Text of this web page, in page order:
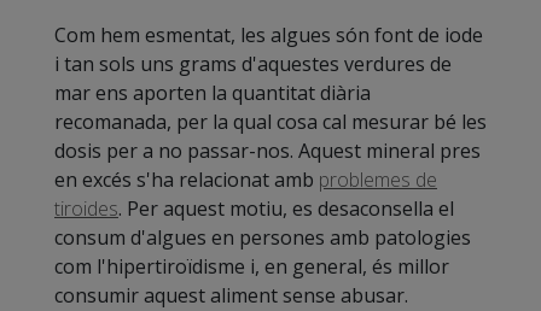
Com hem esmentat, les algues són font de iode
i tan sols uns grams d'aquestes verdures de
mar ens aporten la quantitat diària
recomanada, per la qual cosa cal mesurar bé les
dosis per a no passar-nos. Aquest mineral pres
en excés s'ha relacionat amb problemes de
tiroides. Per aquest motiu, es desaconsella el
consum d'algues en persones amb patologies
com l'hipertiroïdisme i, en general, és millor
consumir aquest aliment sense abusar.